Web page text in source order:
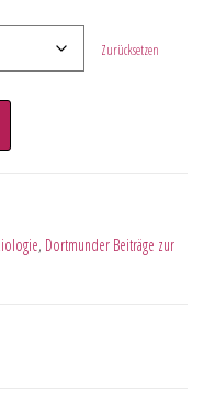
Zurücksetzen
, Dortmunder Beiträge zur